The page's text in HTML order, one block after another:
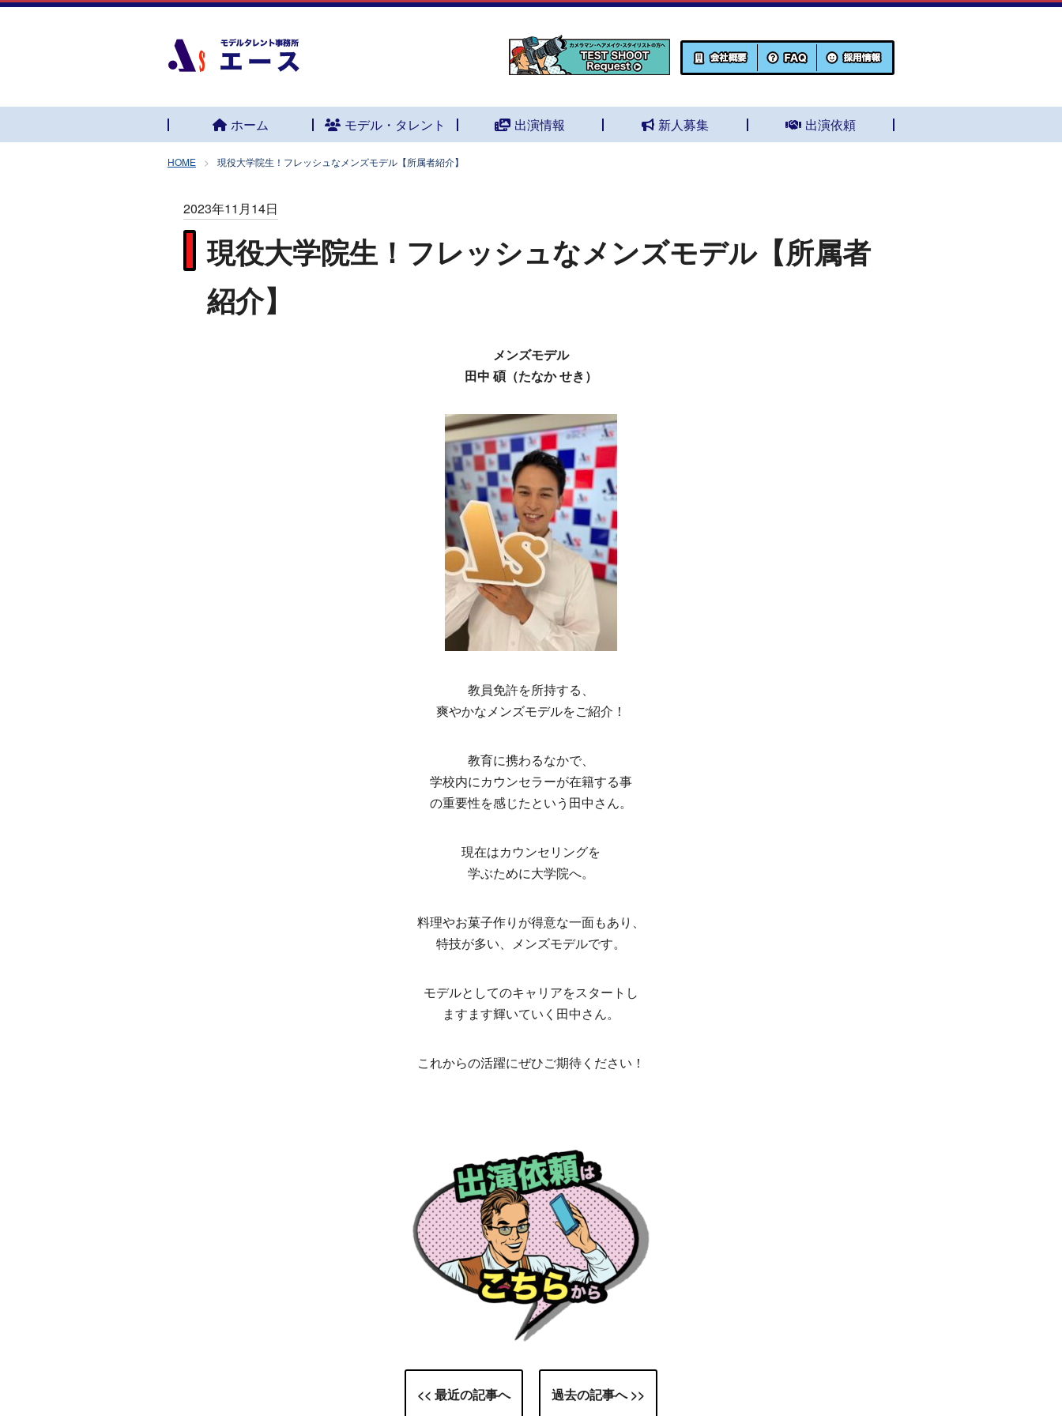
ホーム モデル・タレント 出演情報 新人募集 出演依頼
HOME 現役大学院生！フレッシュなメンズモデル【所属者紹介】
2023年11月14日
現役大学院生！フレッシュなメンズモデル【所属者
紹介】
メンズモデル
田中 碩（たなか せき）
教員免許を所持する、
爽やかなメンズモデルをご紹介！
教育に携わるなかで、
学校内にカウンセラーが在籍する事
の重要性を感じたという田中さん。
現在はカウンセリングを
学ぶために大学院へ。
料理やお菓子作りが得意な一面もあり、
特技が多い、メンズモデルです。
モデルとしてのキャリアをスタートし
ますます輝いていく田中さん。
これからの活躍にぜひご期待ください！
<< 最近の記事へ 過去の記事へ >>